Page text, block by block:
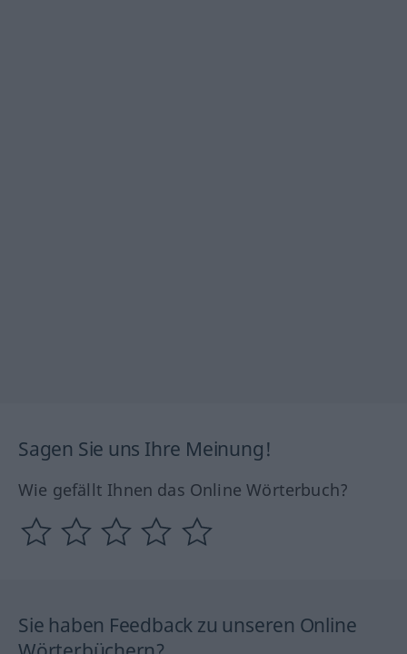
Sagen Sie uns Ihre Meinung!
Wie gefällt Ihnen das Online Wörterbuch?
Sie haben Feedback zu unseren Online